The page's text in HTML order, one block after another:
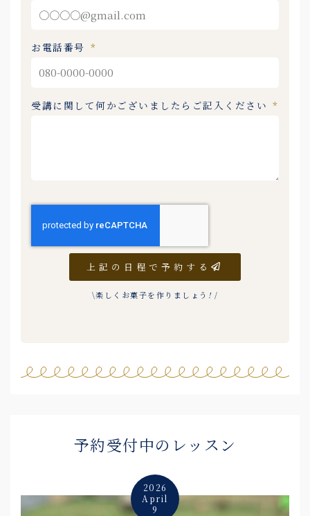
お電話番号
受講に関して何かございましたらご記入ください
上記の日程で予約する
\楽しくお菓子を作りましょう !/
予約受付中のレッスン
2026
April
9